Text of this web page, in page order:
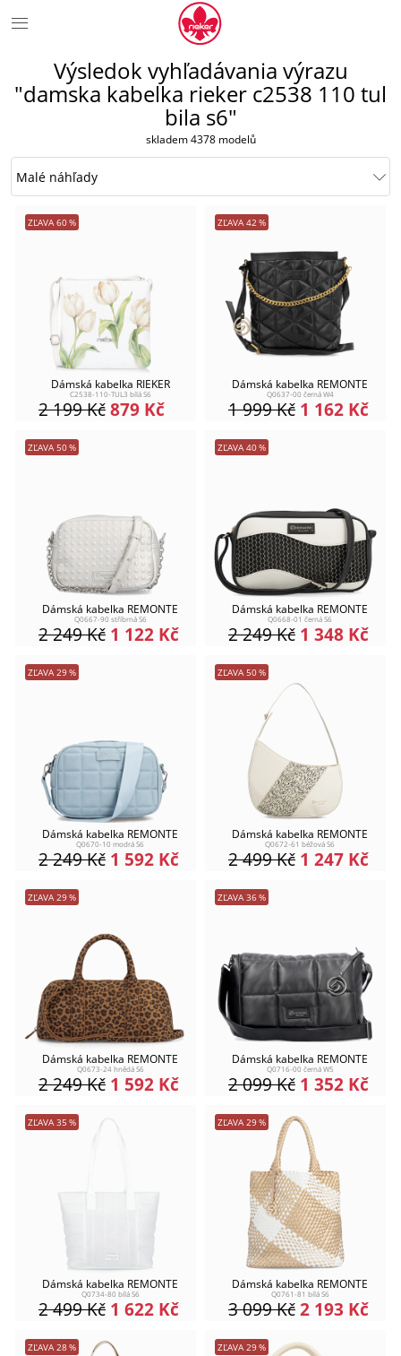
Výsledok vyhľadávania výrazu
"damska kabelka rieker c2538 110 tul
bila s6"
skladem 4378 modelů
ZĽAVA 60%
Dámská kabelka RIEKER
C2538-110-TUL3 bílá S6
879 Kč
2 199Kč
ZĽAVA 42%
Dámská kabelka REMONTE
Q0637-00 černá W4
1 162 Kč
1 999Kč
ZĽAVA 50%
Dámská kabelka REMONTE
Q0667-90 stříbrná S6
1 122 Kč
2 249Kč
ZĽAVA 40%
Dámská kabelka REMONTE
Q0668-01 černá S6
1 348 Kč
2 249Kč
ZĽAVA 29%
Dámská kabelka REMONTE
Q0670-10 modrá S6
1 592 Kč
2 249Kč
ZĽAVA 50%
Dámská kabelka REMONTE
Q0672-61 béžová S6
1 247 Kč
2 499Kč
ZĽAVA 29%
Dámská kabelka REMONTE
Q0673-24 hnědá S6
1 592 Kč
2 249Kč
ZĽAVA 36%
Dámská kabelka REMONTE
Q0716-00 černá W5
1 352 Kč
2 099Kč
ZĽAVA 35 %
Dámská kabelka REMONTE
Q0734-80 bílá S6
1 622 Kč
2 499Kč
ZĽAVA 29%
Dámská kabelka REMONTE
Q0761-81 bílá S6
2 193 Kč
3 099Kč
ZĽAVA 28% ZĽAVA 29%